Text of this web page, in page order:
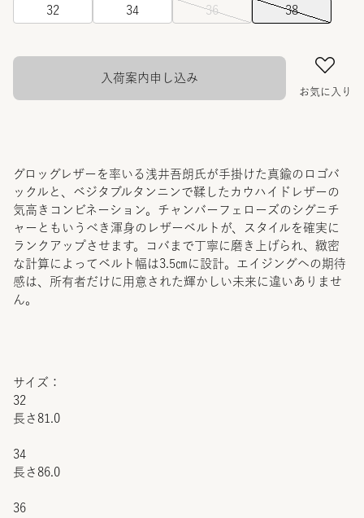
32 34 36 38
お気に入り
入荷案内申し込み
グロッグレザーを率いる浅井吾朗氏が手掛けた真鍮のロゴバ
ックルと、ベジタブルタンニンで鞣したカウハイドレザーの
気高きコンビネーション。チャンバーフェローズのシグニチ
ャーともいうべき渾身のレザーベルトが、スタイルを確実に
ランクアップさせます。コバまで丁寧に磨き上げられ、緻密
な計算によってベルト幅は3.5㎝に設計。エイジングへの期待
感は、所有者だけに用意された輝かしい未来に違いありませ
ん。
サイズ：
32
長さ81.0
34
長さ86.0
36